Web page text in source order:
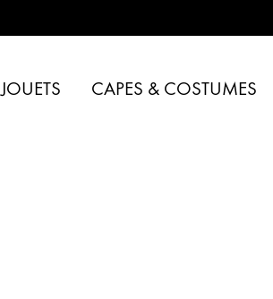
JOUETS CAPES & COSTUMES